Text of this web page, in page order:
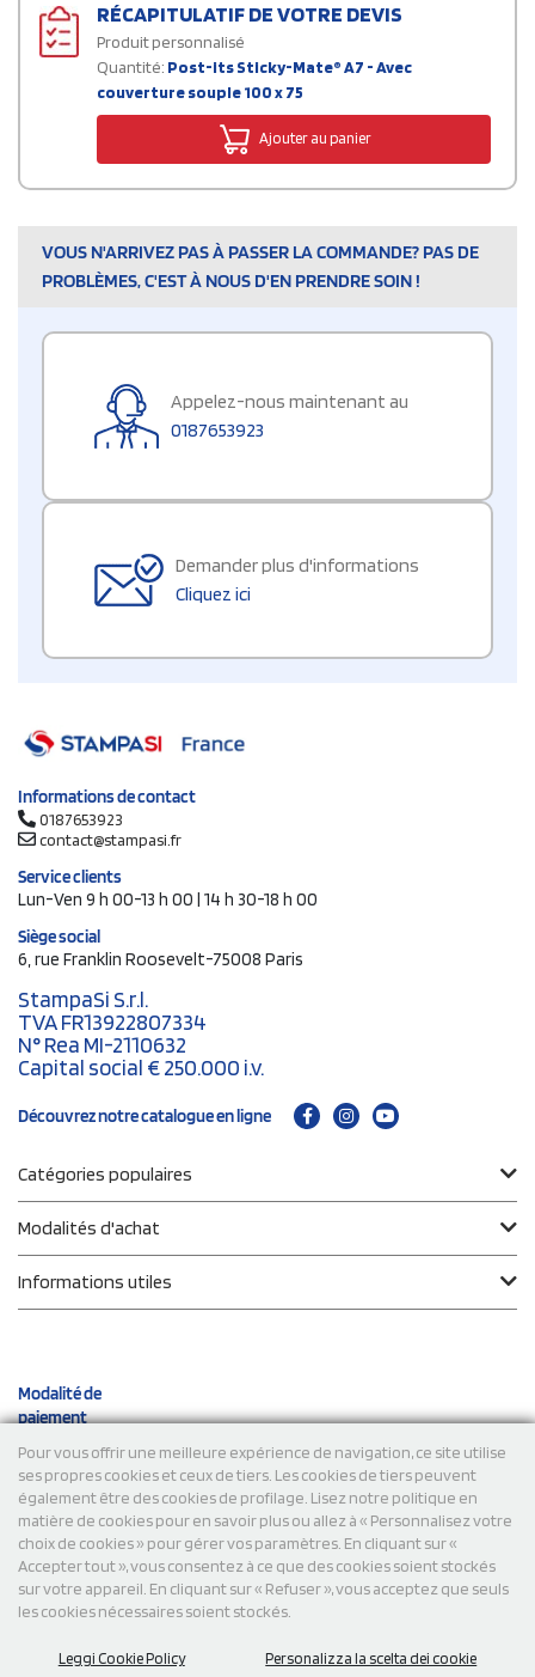
Pour vous offrir une meilleure expérience de navigation, ce site utilise
ses propres cookies et ceux de tiers. Les cookies de tiers peuvent
également être des cookies de profilage. Lisez notre politique en
matière de cookies pour en savoir plus ou allez à « Personnalisez votre
choix de cookies » pour gérer vos paramètres. En cliquant sur «
Accepter tout », vous consentez à ce que des cookies soient stockés
sur votre appareil. En cliquant sur « Refuser », vous acceptez que seuls
les cookies nécessaires soient stockés.
Leggi Cookie Policy Personalizza la scelta dei cookie
RÉCAPITULATIF DE VOTRE DEVIS
Produit personnalisé
Quantité: Post-its Sticky-Mate® A7 - Avec
couverture souple 100 x 75
Ajouter au panier
VOUS N'ARRIVEZ PAS À PASSER LA COMMANDE? PAS DE
PROBLÈMES, C'EST À NOUS D'EN PRENDRE SOIN !
Appelez-nous maintenant au
0187653923
Demander plus d'informations
Cliquez ici
Informations de contact
0187653923
contact@stampasi.fr
Service clients
Lun-Ven 9 h 00-13 h 00 | 14 h 30-18 h 00
Siège social
6, rue Franklin Roosevelt-75008 Paris
StampaSi S.r.l.
TVA FR13922807334
N° Rea MI-2110632
Capital social € 250.000 i.v.
Découvrez notre catalogue en ligne
Catégories populaires
Modalités d'achat
Informations utiles
Modalité de
paiement
Expéditions
© 2026 StampaSi s.r.l. TOUS DROITS RÉSERVÉS - TVA